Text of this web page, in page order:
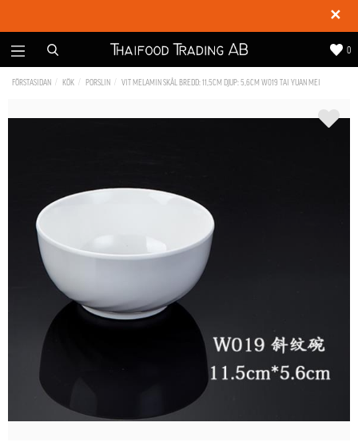
✕
0
FÖRSTASIDAN KÖK PORSLIN VIT MELAMIN SKÅL BREDD: 11,5CM DJUP: 5,6CM W019 TAI YUAN MEI